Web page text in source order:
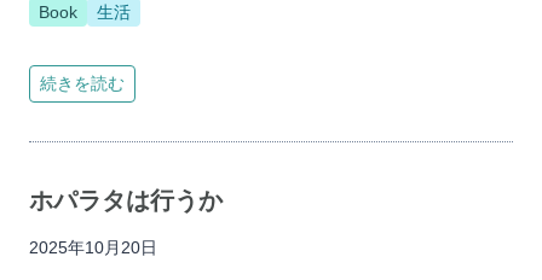
Book 生活
続きを読む
ホパラタは行うか
2025年10月20日